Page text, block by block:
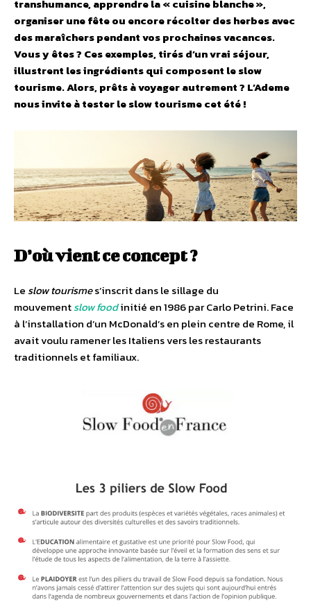
transhumance, apprendre la « cuisine blanche »,
organiser une fête ou encore récolter des herbes avec
des maraîchers pendant vos prochaines vacances.
Vous y êtes ? Ces exemples, tirés d’un vrai séjour,
illustrent les ingrédients qui composent le slow
tourisme. Alors, prêts à voyager autrement ? L’Ademe
nous invite à tester le slow tourisme cet été !
D’où vient ce concept ?
Le slow tourismes’inscrit dans le sillage du
mouvementslow foodinitié en 1986 par Carlo Petrini. Face
à l’installation d’un McDonald’s en plein centre de Rome, il
avait voulu ramener les Italiens vers les restaurants
traditionnels et familiaux.